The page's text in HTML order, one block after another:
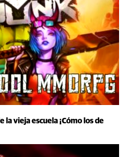
la vieja escuela ¡Cómo los de